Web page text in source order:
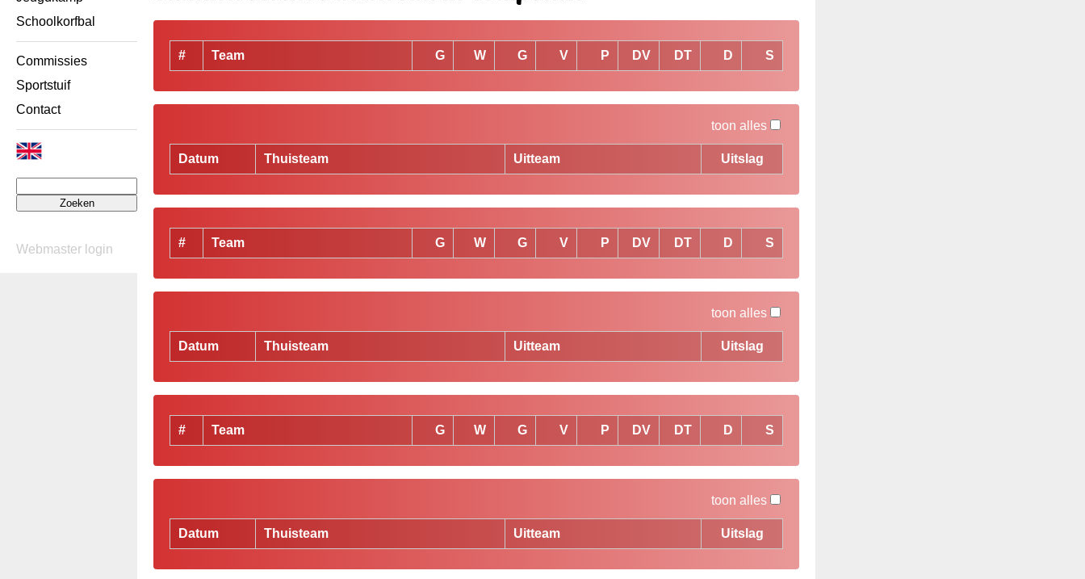
Schoolkorfbal
Commissies
Sportstuif
Contact
naar:
Webmaster login
# Team G W G V P DV DT D S
toon alles
Datum Thuisteam Uitteam Uitslag
# Team G W G V P DV DT D S
toon alles
Datum Thuisteam Uitteam Uitslag
# Team G W G V P DV DT D S
toon alles
Datum Thuisteam Uitteam Uitslag